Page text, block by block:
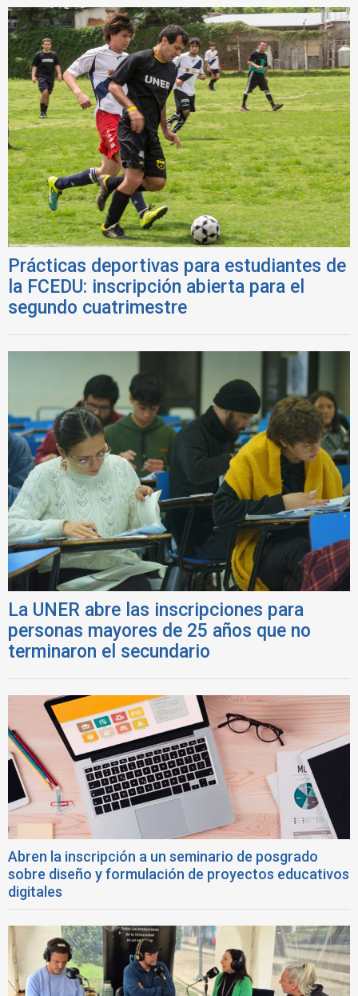
Prácticas deportivas para estudiantes de
la FCEDU: inscripción abierta para el
segundo cuatrimestre
La UNER abre las inscripciones para
personas mayores de 25 años que no
terminaron el secundario
Abren la inscripción a un seminario de posgrado
sobre diseño y formulación de proyectos educativos
digitales